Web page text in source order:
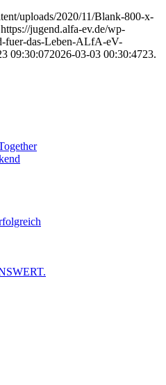
uploads/2020/11/Blank-800-x-
https://jugend.alfa-ev.de/wp-
fuer-das-Leben-ALfA-eV-
09:30:072026-03-03 00:30:4723.